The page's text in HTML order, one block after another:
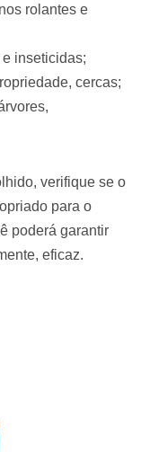
rolantes e
inseticidas;
cercas;
verifique se o
para o
poderá garantir
eficaz.